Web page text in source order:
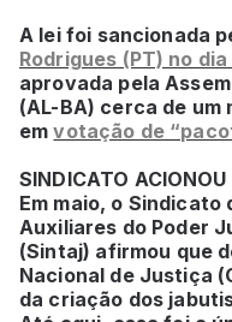
A lei foi sancionada
Rodrigues (PT) no dia
aprovada pela
(AL-BA) cerca de um
emvotação de
SINDICATO ACIONOU
Em maio, o
Auxiliares do Poder
(Sintaj) afirmou que
Nacional de Justiça
da criação dos